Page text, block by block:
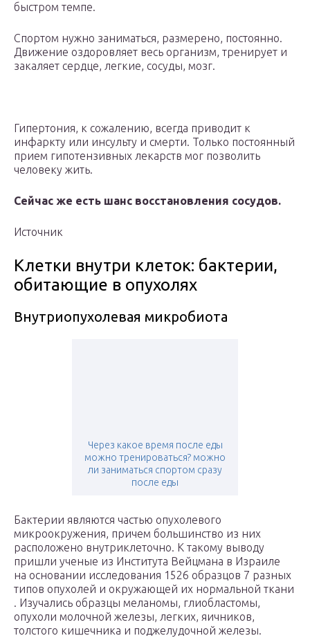
быстром темпе.
Спортом нужно заниматься, размерено, постоянно.
Движение оздоровляет весь организм, тренирует и
закаляет сердце, легкие, сосуды, мозг.
Гипертония, к сожалению, всегда приводит к
инфаркту или инсульту и смерти. Только постоянный
прием гипотензивных лекарств мог позволить
человеку жить.
Сейчас же есть шанс восстановления сосудов.
Источник
Клетки внутри клеток: бактерии,
обитающие в опухолях
Внутриопухолевая микробиота
Через какое время после еды
можно тренироваться? можно
ли заниматься спортом сразу
после еды
Бактерии являются частью опухолевого
микроокружения, причем большинство из них
расположено внутриклеточно. К такому выводу
пришли ученые из Института Вейцмана в Израиле
на основании исследования 1526 образцов 7 разных
типов опухолей и окружающей их нормальной ткани
. Изучались образцы меланомы, глиобластомы,
опухоли молочной железы, легких, яичников,
толстого кишечника и поджелудочной железы.